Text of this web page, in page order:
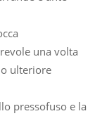
una volta
ulteriore
pressofuso e la